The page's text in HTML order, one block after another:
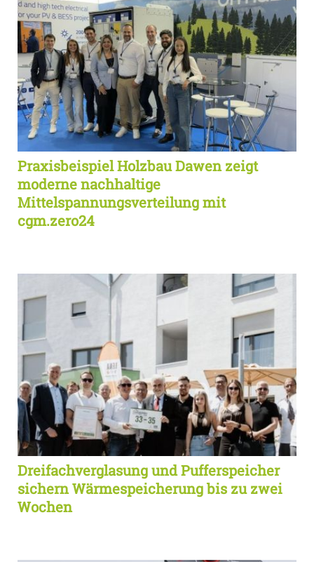
Praxisbeispiel Holzbau Dawen zeigt
moderne nachhaltige
Mittelspannungsverteilung mit
cgm.zero24
Dreifachverglasung und Pufferspeicher
sichern Wärmespeicherung bis zu zwei
Wochen